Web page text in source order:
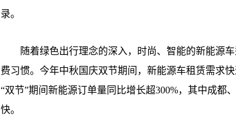
录。
随着绿色出行理念的深入，时尚、智能的新能源车
费习惯。今年中秋国庆双节期间，新能源车租赁需求
“双节”期间新能源订单量同比增长超300%，其中成都
快。